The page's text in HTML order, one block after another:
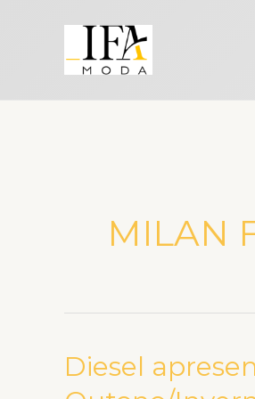
MILAN
Diesel
Diesel